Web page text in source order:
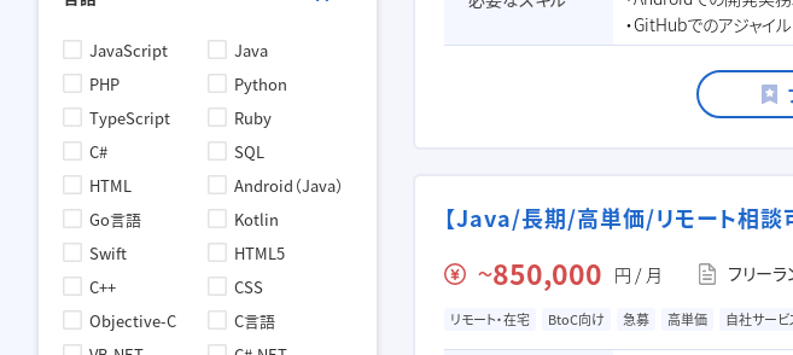
六本木・赤坂
五反田・大崎
品川・浜松町
池袋・高田馬場
神保町・九段下
秋葉原
神楽坂・飯田橋
東京・日本橋
銀座・有楽町
高円寺・中野
東京23区内
東京23区外
東京都
神奈川県
埼玉県
千葉県
その他エリア
JavaScript
Java
PHP
Python
TypeScript
Ruby
C#
SQL
HTML
Android（Java）
Go言語
Kotlin
Swift
HTML5
C++
CSS
Objective-C
C言語
・GitHubでのアジャイ
【Java/長期/高単価/リモート相談
〜850,000 円 / 月 フリーラ
リモート・在宅 BtoC向け 急募 高単価 自社サービ